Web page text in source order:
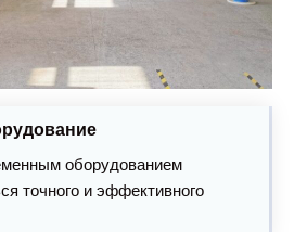
оборудованием
точного и эффективного